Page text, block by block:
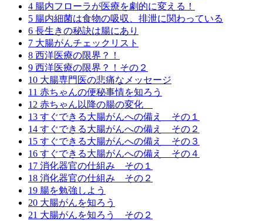
長寿の秘訣 西郷隆盛を支えた言志
晩録（佐藤一斎著）
健康十訓 西郷隆盛を支えた言志晩録（佐藤一斎著）
[…]
健康十訓 西郷隆盛を支えた言志晩
録（佐藤一斎著）
言志晩録（佐藤一斎著）より 素晴らしい格言がありま
[…]
糖尿＆便秘のお客様へ
何よりも新鮮な湧き水が身体によい 湧き水の場所は「
[…]
4 腸内フローラが医療を劇的に変える！
5 腸内細菌は食物の吸収、排泄に関わっている
6 長生きの秘訣は腸にあり
7 大腸がんチェックリスト
8 西洋医療の限界？！
9 西洋医療の限界？！その２
10 大腸専門医の悲痛なメッセージ
11 赤ちゃんの便秘事情を知ろう
12 赤ちゃん以降の腸の変化
13 すぐできる大腸がんへの備え その１
14 すぐできる大腸がんへの備え その２
15 すぐできる大腸がんへの備え その３
16 すぐできる大腸がんへの備え その４
17 消化器官の仕組み その１
18 消化器官の仕組み その２
19 腸を勉強しよう
20 大腸がんを知ろう
21 大腸がんを知ろう その２